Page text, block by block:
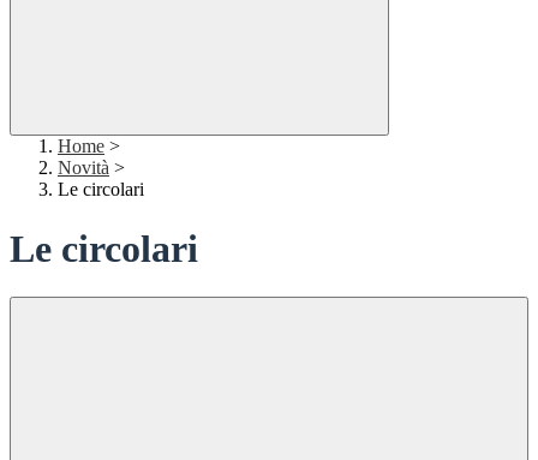
Home >
Novità >
Le circolari
Le circolari